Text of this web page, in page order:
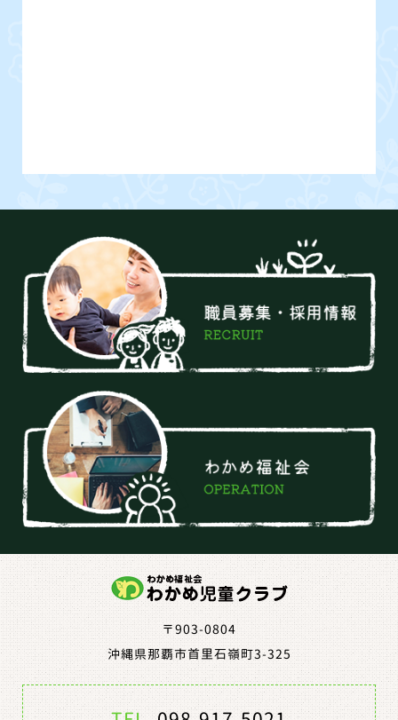
〒903-0804
沖縄県那覇市首里石嶺町3-325